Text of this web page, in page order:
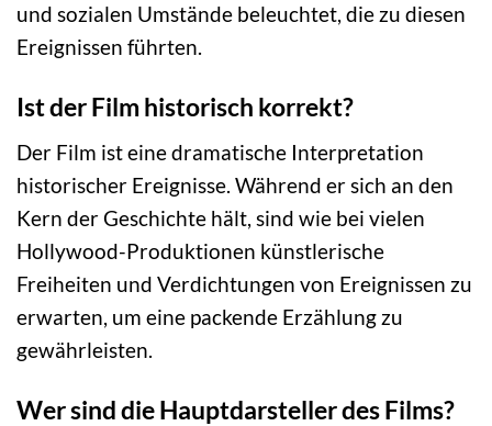
und sozialen Umstände beleuchtet, die zu diesen
Ereignissen führten.
Ist der Film historisch korrekt?
Der Film ist eine dramatische Interpretation
historischer Ereignisse. Während er sich an den
Kern der Geschichte hält, sind wie bei vielen
Hollywood-Produktionen künstlerische
Freiheiten und Verdichtungen von Ereignissen zu
erwarten, um eine packende Erzählung zu
gewährleisten.
Wer sind die Hauptdarsteller des Films?